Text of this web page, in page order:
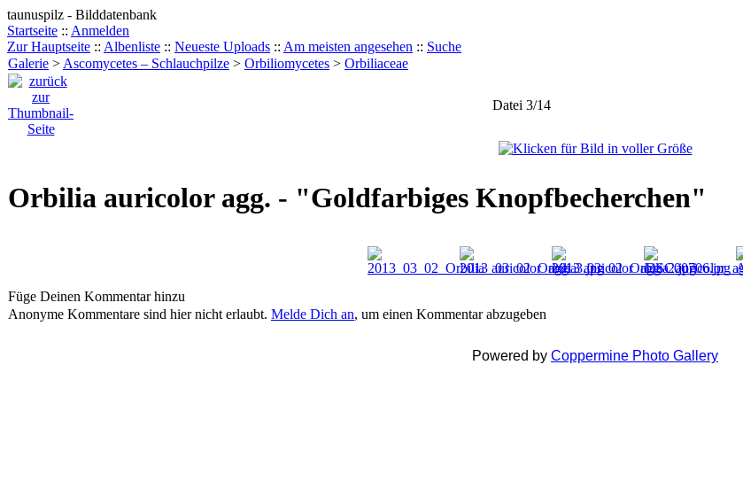
taunuspilz - Bilddatenbank
Startseite :: Anmelden
Zur Hauptseite :: Albenliste :: Neueste Uploads :: Am meisten angesehen :: Suche
Galerie > Ascomycetes – Schlauchpilze > Orbiliomycetes > Orbiliaceae
Datei 3/14
Orbilia auricolor agg. - "Goldfarbiges Knopfbecherchen"
Füge Deinen Kommentar hinzu
Anonyme Kommentare sind hier nicht erlaubt. Melde Dich an, um einen Kommentar abzugeben
Powered by Coppermine Photo Gallery